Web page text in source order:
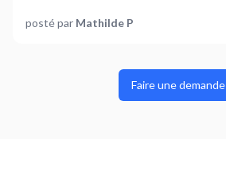
posté par Mathilde P
Faire une demande